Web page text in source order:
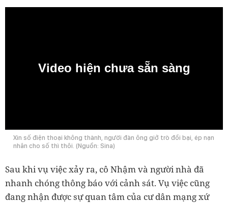
Video hiện chưa sẵn sàng
Xin số điện thoại không thành, người đàn ông giở trò đồi bại, ép nạn
nhân cho số thì thôi. (Nguồn: Sina)
Sau khi vụ việc xảy ra, cô Nhậm và người nhà đã
nhanh chóng thông báo với cảnh sát. Vụ việc cũng
đang nhận được sự quan tâm của cư dân mạng xứ